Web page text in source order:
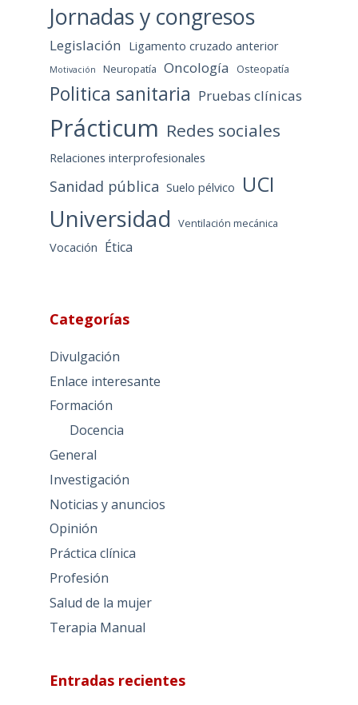
Jornadas y congresos
Legislación Ligamento cruzado anterior
Motivación Neuropatía Oncología Osteopatía
Politica sanitaria Pruebas clínicas
Prácticum Redes sociales
Relaciones interprofesionales
Sanidad pública Suelo pélvico UCI
Universidad Ventilación mecánica
Vocación Ética
Categorías
Divulgación
Enlace interesante
Formación
Docencia
General
Investigación
Noticias y anuncios
Opinión
Práctica clínica
Profesión
Salud de la mujer
Terapia Manual
Entradas recientes